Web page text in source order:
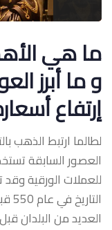
ما هي
و ما أبرز
إرتفاع
لطالما ارتبط الذهب
العصور السابقة
للعملات الورقية
العديد من البلدان